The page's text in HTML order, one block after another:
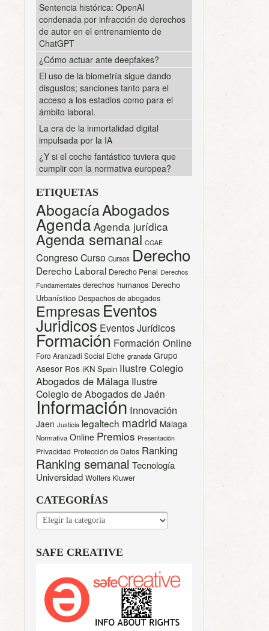
Sentencia histórica: OpenAI
condenada por infracción de derechos
de autor en el entrenamiento de
ChatGPT
¿Cómo actuar ante deepfakes?
El uso de la biometría sigue dando
disgustos; sanciones tanto para el
acceso a los estadios como para el
ámbito laboral.
La era de la inmortalidad digital
impulsada por la IA
¿Y si el coche fantástico tuviera que
cumplir con la normativa europea?
ETIQUETAS
AbogacíaAbogados
Agenda Agenda jurídica
Agenda semanal CGAE
CongresoCurso Cursos Derecho
Derecho Laboral Derecho Penal Derechos
Fundamentales derechos humanos Derecho
Urbanístico Despachos de abogados
Empresas Eventos
Juridicos Eventos Jurídicos
Formación Formación Online
Foro Aranzadi Social Elche granada Grupo
Asesor Ros iKN Spain Ilustre Colegio
Abogados de Málaga Ilustre
Colegio de Abogados de Jaén
Información Innovación
Jaen Justicia legaltech madrid Malaga
Normativa Online Premios Presentación
Privacidad Protección de Datos Ranking
Ranking semanal Tecnología
Universidad Wolters Kluwer
CATEGORÍAS
CATEGORÍAS
SAFE CREATIVE